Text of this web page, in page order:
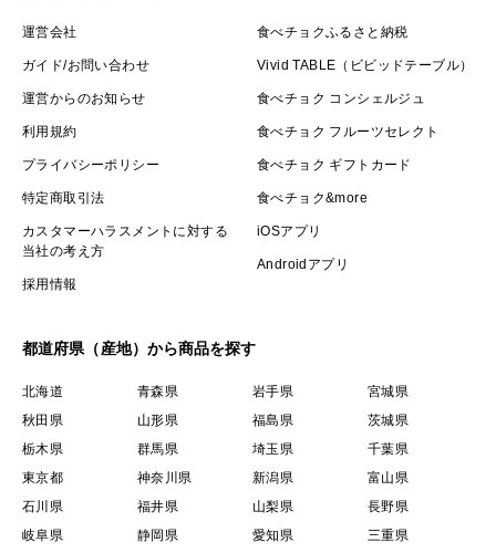
運営会社
ガイド/お問い合わせ
運営からのお知らせ
利用規約
プライバシーポリシー
特定商取引法
カスタマーハラスメントに対する
当社の考え方
採用情報
食べチョクふるさと納税
Vivid TABLE（ビビッドテーブル）
食べチョク コンシェルジュ
食べチョク フルーツセレクト
食べチョク ギフトカード
食べチョク&more
iOSアプリ
Androidアプリ
都道府県（産地）から商品を探す
北海道 青森県 岩手県
宮城県
秋田県
山形県 福島県
茨城県
栃木県
群馬県 埼玉県
千葉県
東京都
神奈川県 新潟県
富山県
石川県
福井県 山梨県
長野県
岐阜県
静岡県 愛知県 三重県